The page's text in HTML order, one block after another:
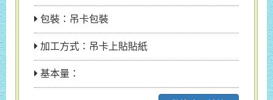
包裝：吊卡包裝
加工方式：吊卡上貼貼紙
基本量：